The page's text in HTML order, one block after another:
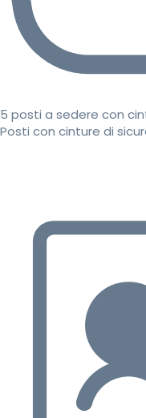
5 posti a sedere con
Posti con cinture di